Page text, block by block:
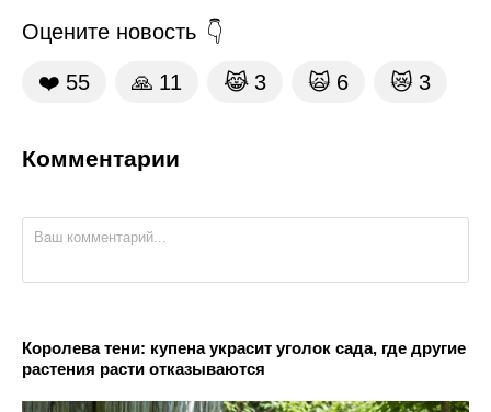
Оцените новость
❤️ 55 🙏 11 😹 3 🙀 6 😿 3
Комментарии
Королева тени: купена украсит уголок сада, где другие
растения расти отказываются